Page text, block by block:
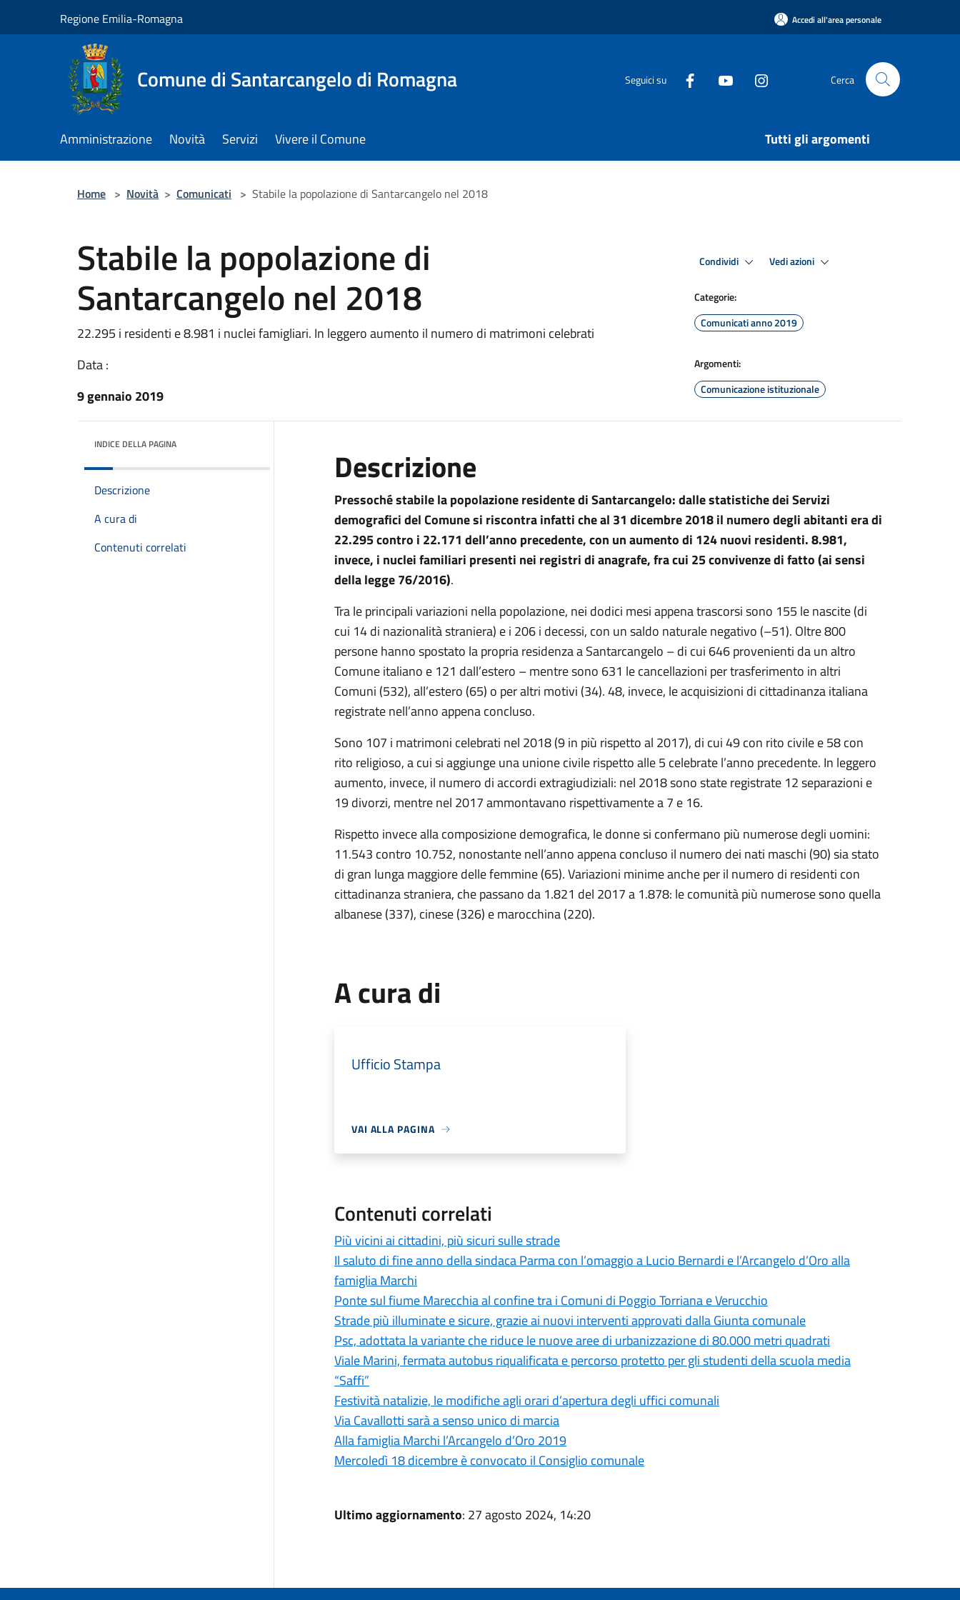
Regione Emilia-Romagna Accedi all'area personale
Comune di Santarcangelo di Romagna Seguici su Cerca
Amministrazione Novità Servizi Vivere il Comune Tutti gli argomenti
Home > Novità > Comunicati > Stabile la popolazione di Santarcangelo nel 2018
Stabile la popolazione di
Santarcangelo nel 2018
22.295 i residenti e 8.981 i nuclei famigliari. In leggero aumento il numero di matrimoni celebrati
Data :
9 gennaio 2019
Condividi Vedi azioni
Categorie:
Comunicati anno 2019
Argomenti:
Comunicazione istituzionale
INDICE DELLA PAGINA
Descrizione
A cura di
Contenuti correlati
Descrizione
Pressoché stabile la popolazione residente di Santarcangelo: dalle statistiche dei Servizi
demografici del Comune si riscontra infatti che al 31 dicembre 2018 il numero degli abitanti era di
22.295 contro i 22.171 dell’anno precedente, con un aumento di 124 nuovi residenti. 8.981,
invece, i nuclei familiari presenti nei registri di anagrafe, fra cui 25 convivenze di fatto (ai sensi
della legge 76/2016).
Tra le principali variazioni nella popolazione, nei dodici mesi appena trascorsi sono 155 le nascite (di
cui 14 di nazionalità straniera) e i 206 i decessi, con un saldo naturale negativo (–51). Oltre 800
persone hanno spostato la propria residenza a Santarcangelo – di cui 646 provenienti da un altro
Comune italiano e 121 dall’estero – mentre sono 631 le cancellazioni per trasferimento in altri
Comuni (532), all’estero (65) o per altri motivi (34). 48, invece, le acquisizioni di cittadinanza italiana
registrate nell’anno appena concluso.
Sono 107 i matrimoni celebrati nel 2018 (9 in più rispetto al 2017), di cui 49 con rito civile e 58 con
rito religioso, a cui si aggiunge una unione civile rispetto alle 5 celebrate l’anno precedente. In leggero
aumento, invece, il numero di accordi extragiudiziali: nel 2018 sono state registrate 12 separazioni e
19 divorzi, mentre nel 2017 ammontavano rispettivamente a 7 e 16.
Rispetto invece alla composizione demografica, le donne si confermano più numerose degli uomini:
11.543 contro 10.752, nonostante nell’anno appena concluso il numero dei nati maschi (90) sia stato
di gran lunga maggiore delle femmine (65). Variazioni minime anche per il numero di residenti con
cittadinanza straniera, che passano da 1.821 del 2017 a 1.878: le comunità più numerose sono quella
albanese (337), cinese (326) e marocchina (220).
A cura di
Ufficio Stampa
VAI ALLA PAGINA
Contenuti correlati
Più vicini ai cittadini, più sicuri sulle strade
Il saluto di fine anno della sindaca Parma con l’omaggio a Lucio Bernardi e l’Arcangelo d’Oro alla
famiglia Marchi
Ponte sul fiume Marecchia al confine tra i Comuni di Poggio Torriana e Verucchio
Strade più illuminate e sicure, grazie ai nuovi interventi approvati dalla Giunta comunale
Psc, adottata la variante che riduce le nuove aree di urbanizzazione di 80.000 metri quadrati
Viale Marini, fermata autobus riqualificata e percorso protetto per gli studenti della scuola media
“Saffi”
Festività natalizie, le modifiche agli orari d’apertura degli uffici comunali
Via Cavallotti sarà a senso unico di marcia
Alla famiglia Marchi l’Arcangelo d’Oro 2019
Mercoledì 18 dicembre è convocato il Consiglio comunale
Ultimo aggiornamento: 27 agosto 2024, 14:20